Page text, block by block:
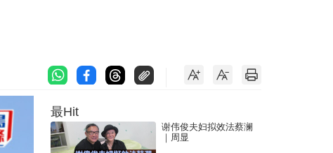
最Hit
谢伟俊夫妇拟效法蔡澜
｜周显